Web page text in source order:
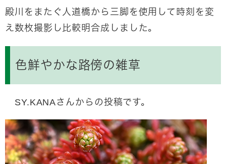
殿川をまたぐ人道橋から三脚を使用して時刻を変
え数枚撮影し比較明合成しました。
色鮮やかな路傍の雑草
SY.KANAさんからの投稿です。